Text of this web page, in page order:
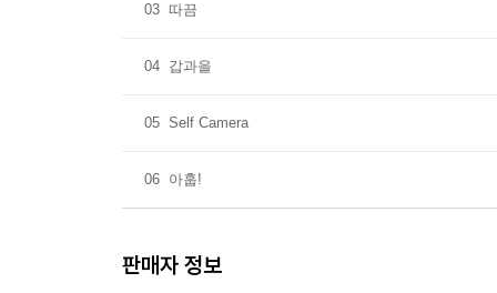
03 따끔
04 갑과을
05 Self Camera
06 아훕!
판매자 정보